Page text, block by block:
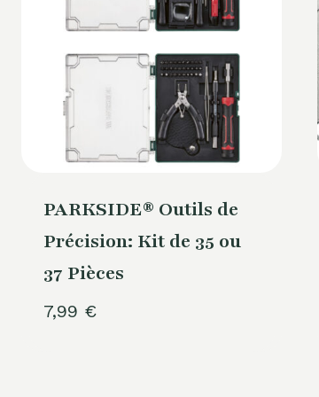
PARKSIDE® Outils de
Précision: Kit de 35 ou
37 Pièces
7,99 €